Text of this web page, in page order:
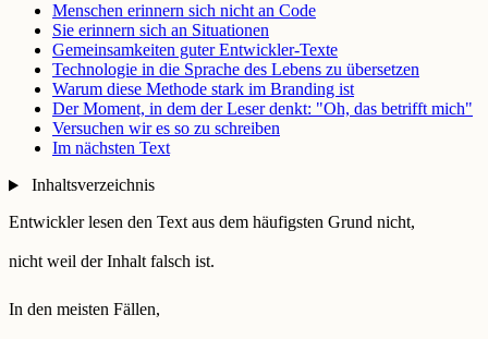
Menschen erinnern sich nicht an Code
Sie erinnern sich an Situationen
Gemeinsamkeiten guter Entwickler-Texte
Technologie in die Sprache des Lebens zu übersetzen
Warum diese Methode stark im Branding ist
Der Moment, in dem der Leser denkt: "Oh, das betrifft mich"
Versuchen wir es so zu schreiben
Im nächsten Text
Inhaltsverzeichnis
Entwickler lesen den Text aus dem häufigsten Grund nicht,
nicht weil der Inhalt falsch ist.
In den meisten Fällen,